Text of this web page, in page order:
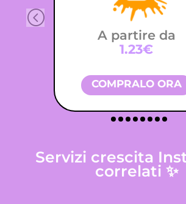
A partire da
1.23€
COMPRALO ORA
Servizi crescita
correlati ✨